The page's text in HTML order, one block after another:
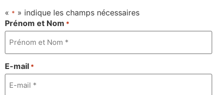
« * » indique les champs nécessaires
Prénom et Nom *
E-mail *